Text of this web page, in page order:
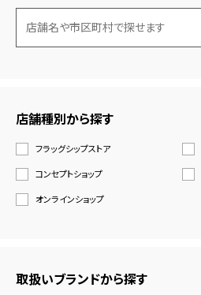
店舗種別から探す
フラッグシップストア
コンセプトショップ
オンラインショップ
取扱いブランドから探す